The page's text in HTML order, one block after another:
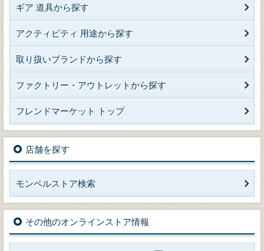
ギア 道具から探す
アクティビティ 用途から探す
取り扱いブランドから探す
ファクトリー・アウトレットから探す
フレンドマーケット トップ
店舗を探す
モンベルストア検索
その他のオンラインストア情報